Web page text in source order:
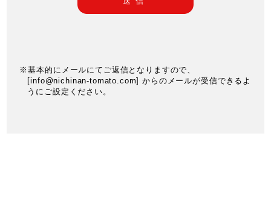
※基本的にメールにてご返信となりますので、
[info@nichinan-tomato.com] からのメールが受信できるよ
うにご設定ください。